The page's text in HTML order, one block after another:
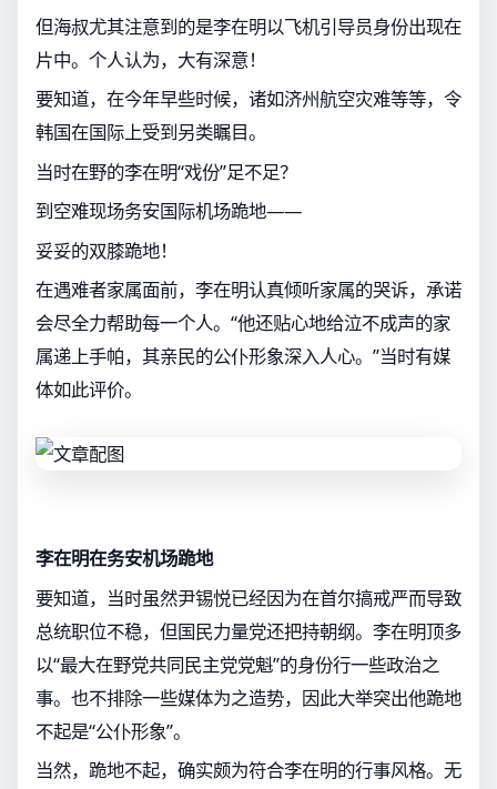
但海叔尤其注意到的是李在明以飞机引导员身份出现在
片中。个人认为，大有深意！
要知道，在今年早些时候，诸如济州航空灾难等等，令
韩国在国际上受到另类瞩目。
当时在野的李在明“戏份”足不足？
到空难现场务安国际机场跪地——
妥妥的双膝跪地！
在遇难者家属面前，李在明认真倾听家属的哭诉，承诺
会尽全力帮助每一个人。“他还贴心地给泣不成声的家
属递上手帕，其亲民的公仆形象深入人心。”当时有媒
体如此评价。
李在明在务安机场跪地
要知道，当时虽然尹锡悦已经因为在首尔搞戒严而导致
总统职位不稳，但国民力量党还把持朝纲。李在明顶多
以“最大在野党共同民主党党魁”的身份行一些政治之
事。也不排除一些媒体为之造势，因此大举突出他跪地
不起是“公仆形象”。
当然，跪地不起，确实颇为符合李在明的行事风格。无